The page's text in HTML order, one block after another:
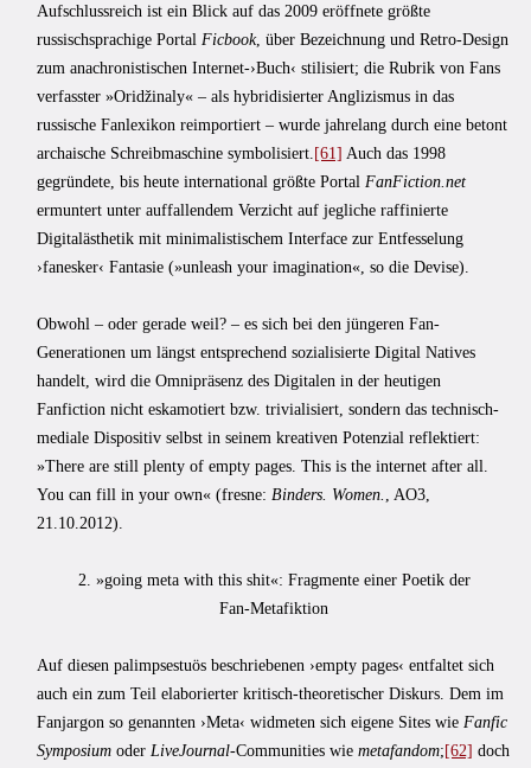
Aufschlussreich ist ein Blick auf das 2009 eröffnete größte
russischsprachige Portal Ficbook, über Bezeichnung und Retro-Design
zum anachronistischen Internet-›Buch‹ stilisiert; die Rubrik von Fans
verfasster »Oridžinaly« – als hybridisierter Anglizismus in das
russische Fanlexikon reimportiert – wurde jahrelang durch eine betont
archaische Schreibmaschine symbolisiert. [61] Auch das 1998
gegründete, bis heute international größte Portal FanFiction.net
ermuntert unter auffallendem Verzicht auf jegliche raffinierte
Digitalästhetik mit minimalistischem Interface zur Entfesselung
›fanesker‹ Fantasie (»unleash your imagination«, so die Devise).
Obwohl – oder gerade weil? – es sich bei den jüngeren Fan-
Generationen um längst entsprechend sozialisierte Digital Natives
handelt, wird die Omnipräsenz des Digitalen in der heutigen
Fanfiction nicht eskamotiert bzw. trivialisiert, sondern das technisch-
mediale Dispositiv selbst in seinem kreativen Potenzial reflektiert:
»There are still plenty of empty pages. This is the internet after all.
You can fill in your own« (fresne: Binders. Women.
, AO3,
21.10.2012).
2. »going meta with this shit«: Fragmente einer Poetik der
Fan‑Metafiktion
Auf diesen palimpsestuös beschriebenen ›empty pages‹ entfaltet sich
auch ein zum Teil elaborierter kritisch-theoretischer Diskurs. Dem im
Fanjargon so genannten ›Meta‹ widmeten sich eigene Sites wie Fanfic
Symposium oder LiveJournal-Communities wie metafandom; [62] doch